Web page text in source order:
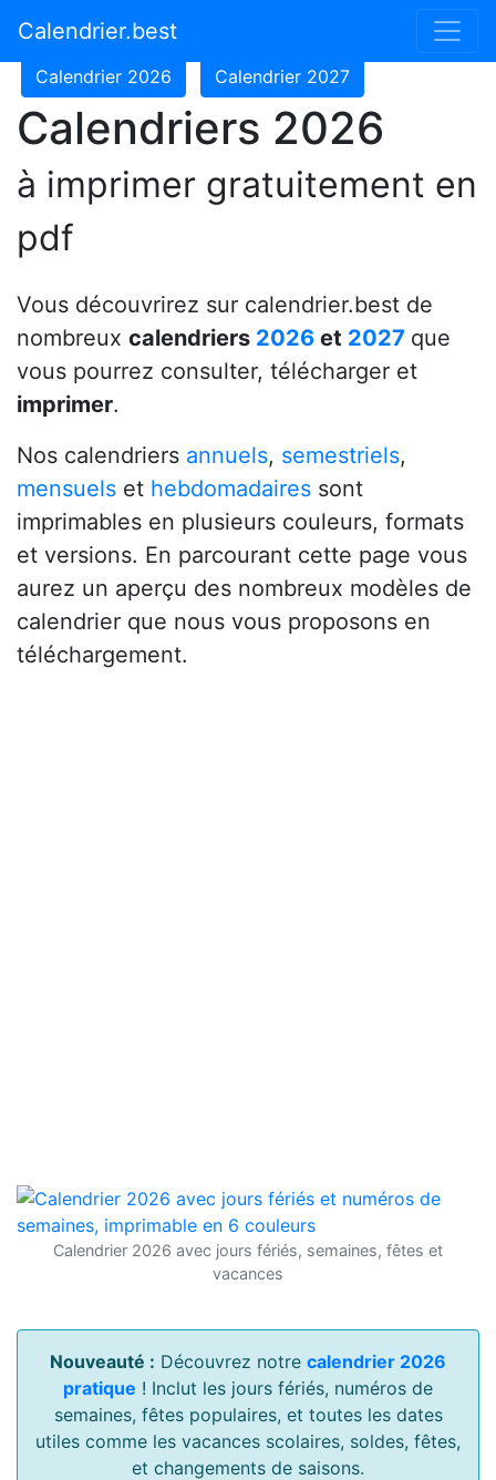
Calendrier.best
Calendrier 2024
Calendrier 2026 Calendrier 2027
Calendriers 2026
à imprimer gratuitement en
pdf
Vous découvrirez sur calendrier.best de
nombreux calendriers 2026 et 2027 que
vous pourrez consulter, télécharger et
imprimer.
Nos calendriers annuels, semestriels,
mensuels et hebdomadaires sont
imprimables en plusieurs couleurs, formats
et versions. En parcourant cette page vous
aurez un aperçu des nombreux modèles de
calendrier que nous vous proposons en
téléchargement.
Calendrier 2026 avec jours fériés, semaines, fêtes et
vacances
Nouveauté : Découvrez notre calendrier 2026
pratique ! Inclut les jours fériés, numéros de
semaines, fêtes populaires, et toutes les dates
utiles comme les vacances scolaires, soldes, fêtes,
et changements de saisons.